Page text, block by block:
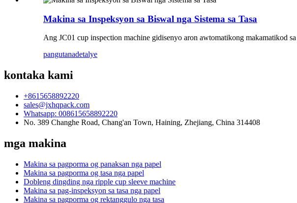
Makina sa Inspeksyon sa Biswal nga Sistema sa Tasa
Ang JC01 cup inspection machine gidisenyo aron awtomatikong makamatikod
pangutanadetalye
kontaka kami
+8615658892220
sales@jxhqpack.com
Whatsapp: 008615658892220
No. 389 Changhe Road, Chang'an Town, Haining, Zhejiang, China 314408
mga makina
Makina sa pagporma og panaksan nga papel
Makina sa pagporma og tasa nga papel
Dobleng dingding nga ripple cup sleeve machine
Makina sa pag-inspeksyon sa tasa nga papel
Makina sa pagporma og rektanggulo nga tasa